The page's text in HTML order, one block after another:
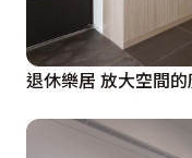
退休樂居 放大空